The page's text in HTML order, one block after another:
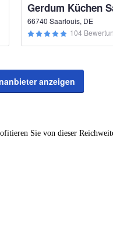
Gerdum Küchen
66740 Saarlouis, DE
104
anzeigen
Sie von dieser